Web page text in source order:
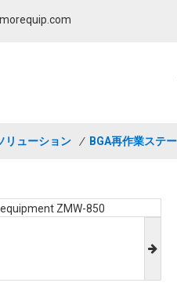
リューション / BGA再作業ステ